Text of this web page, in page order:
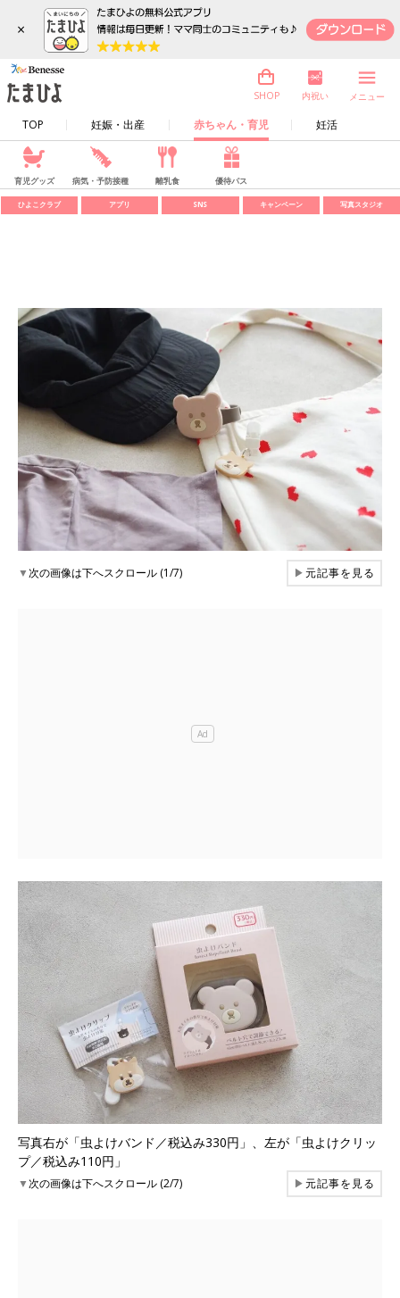
×
TOP 妊娠・出産 赤ちゃん・育児 妊活
SHOP 内祝い メニュー
育児グッズ 病気・予防接種 離乳食 優待パス
ひよこクラブ アプリ SNS キャンペーン 写真スタジオ
▼次の画像は下へスクロール (1/7) ▶元記事を見る
写真右が「虫よけバンド／税込み330円」、左が「虫よけクリッ
プ／税込み110円」
▼次の画像は下へスクロール (2/7) ▶元記事を見る